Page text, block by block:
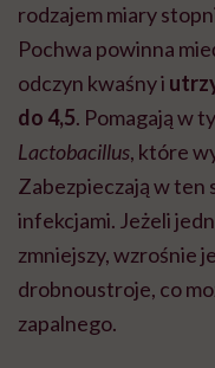
rodzajem miary
Pochwa powinna
odczyn kwaśny i
do 4,5. Pomagają w
Lactobacillus, które
Zabezpieczają w ten
infekcjami. Jeżeli
zmniejszy, wzrośnie
drobnoustroje, co
zapalnego.